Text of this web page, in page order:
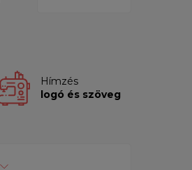
Hímzés
logó és szöveg